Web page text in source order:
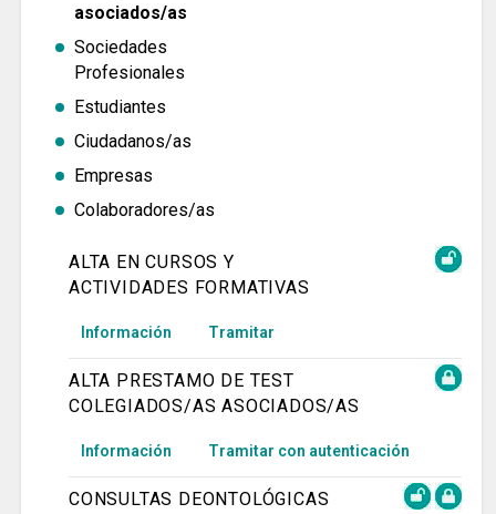
asociados/as
Sociedades
Profesionales
Estudiantes
Ciudadanos/as
Empresas
Colaboradores/as
ALTA EN CURSOS Y
ACTIVIDADES FORMATIVAS
Información Tramitar
ALTA PRESTAMO DE TEST
COLEGIADOS/AS ASOCIADOS/AS
Información Tramitar con autenticación
CONSULTAS DEONTOLÓGICAS